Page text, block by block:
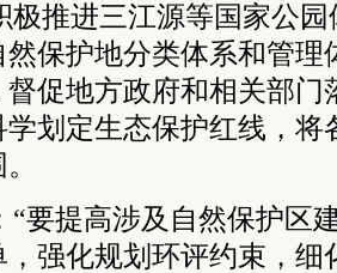
极推进三江源等国家公
保护地分类体系和管理
促地方政府和相关部门
划定生态保护红线，将
“要提高涉及自然保护区
强化规划环评约束，细